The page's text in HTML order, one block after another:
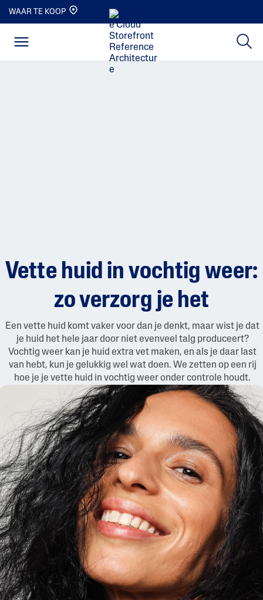
WAAR TE KOOP
Vette huid in vochtig weer:
zo verzorg je het
Een vette huid komt vaker voor dan je denkt, maar wist je dat
je huid het hele jaar door niet evenveel talg produceert?
Vochtig weer kan je huid extra vet maken, en als je daar last
van hebt, kun je gelukkig wel wat doen. We zetten op een rij
hoe je je vette huid in vochtig weer onder controle houdt.